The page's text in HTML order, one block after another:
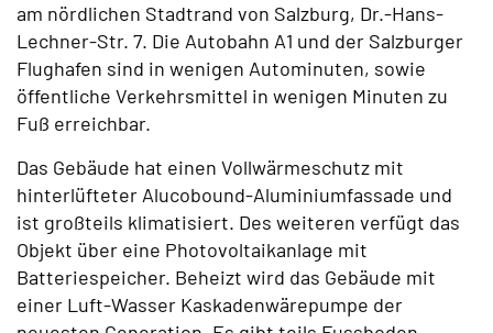
am nördlichen Stadtrand von Salzburg, Dr.-Hans-
Lechner-Str. 7. Die Autobahn A1 und der Salzburger
Flughafen sind in wenigen Autominuten, sowie
öffentliche Verkehrsmittel in wenigen Minuten zu
Fuß erreichbar.
Das Gebäude hat einen Vollwärmeschutz mit
hinterlüfteter Alucobound-Aluminiumfassade und
ist großteils klimatisiert. Des weiteren verfügt das
Objekt über eine Photovoltaikanlage mit
Batteriespeicher. Beheizt wird das Gebäude mit
einer Luft-Wasser Kaskadenwärepumpe der